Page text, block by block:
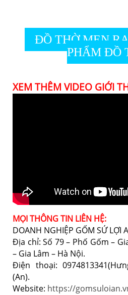
ĐỒ THỜ MEN
PHẨM ĐỒ
XEM THÊM VIDEO GIỚI
MỌI THÔNG TIN LIÊN HỆ:
DOANH NGHIỆP GỐM SỨ LỢI
Địa chỉ: Số 79 – Phố Gốm –
– Gia Lâm – Hà Nội.
Điện thoại:
(An).
Website: https://